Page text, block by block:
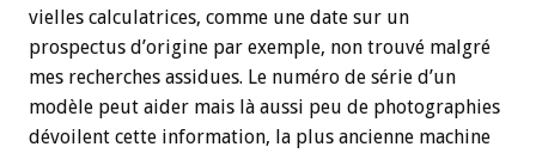
vielles calculatrices, comme une date sur un
prospectus d’origine par exemple, non trouvé malgré
mes recherches assidues. Le numéro de série d’un
modèle peut aider mais là aussi peu de photographies
dévoilent cette information, la plus ancienne machine